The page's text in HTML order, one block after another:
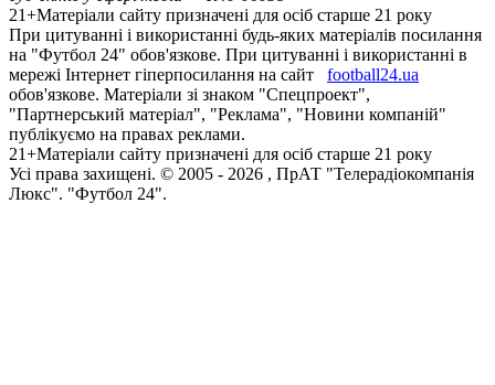
21+Матеріали сайту призначені для осіб старше 21 року
При цитуванні і використанні будь-яких матеріалів посилання
на "Футбол 24" обов'язкове. При цитуванні і використанні в
мережі Інтернет гіперпосилання на сайт
football24.ua
обов'язкове. Матеріали зі знаком "Спецпроект",
"Партнерський матеріал", "Реклама", "Новини компаній"
публікуємо на правах реклами.
21+Матеріали сайту призначені для осіб старше 21 року
Усi права захищенi. © 2005 - 2026 , ПрАТ "Телерадіокомпанія
Люкс". "Футбол 24".